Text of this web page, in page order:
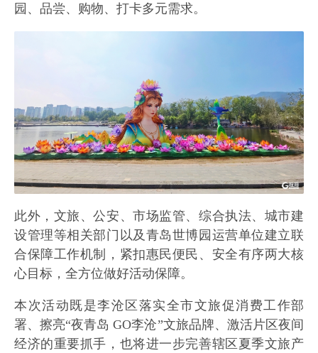
园、品尝、购物、打卡多元需求。
此外，文旅、公安、市场监管、综合执法、城市建
设管理等相关部门以及青岛世博园运营单位建立联
合保障工作机制，紧扣惠民便民、安全有序两大核
心目标，全方位做好活动保障。
本次活动既是李沧区落实全市文旅促消费工作部
署、擦亮“夜青岛 GO李沧”文旅品牌、激活片区夜间
经济的重要抓手，也将进一步完善辖区夏季文旅产